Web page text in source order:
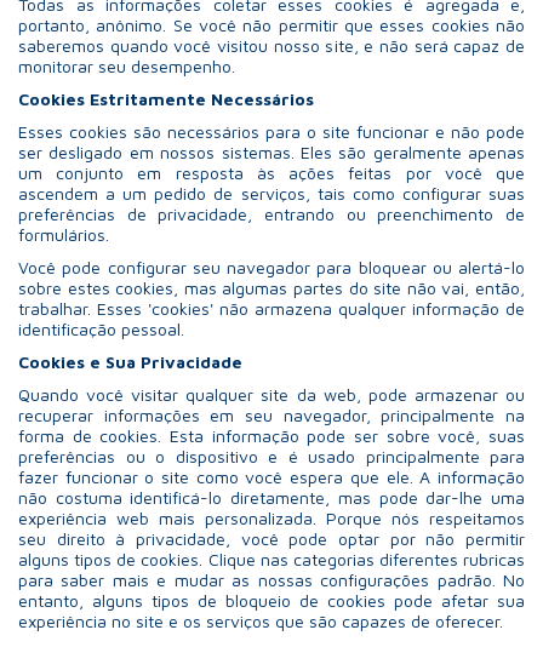
Todas as informações coletar esses cookies é agregada e,
portanto, anônimo. Se você não permitir que esses cookies não
saberemos quando você visitou nosso site, e não será capaz de
monitorar seu desempenho.
Cookies Estritamente Necessários
Esses cookies são necessários para o site funcionar e não pode
ser desligado em nossos sistemas. Eles são geralmente apenas
um conjunto em resposta às ações feitas por você que
ascendem a um pedido de serviços, tais como configurar suas
preferências de privacidade, entrando ou preenchimento de
formulários.
Você pode configurar seu navegador para bloquear ou alertá-lo
sobre estes cookies, mas algumas partes do site não vai, então,
trabalhar. Esses 'cookies' não armazena qualquer informação de
identificação pessoal.
Cookies e Sua Privacidade
Quando você visitar qualquer site da web, pode armazenar ou
recuperar informações em seu navegador, principalmente na
forma de cookies. Esta informação pode ser sobre você, suas
preferências ou o dispositivo e é usado principalmente para
fazer funcionar o site como você espera que ele. A informação
não costuma identificá-lo diretamente, mas pode dar-lhe uma
experiência web mais personalizada. Porque nós respeitamos
seu direito à privacidade, você pode optar por não permitir
alguns tipos de cookies. Clique nas categorias diferentes rubricas
para saber mais e mudar as nossas configurações padrão. No
entanto, alguns tipos de bloqueio de cookies pode afetar sua
experiência no site e os serviços que são capazes de oferecer.